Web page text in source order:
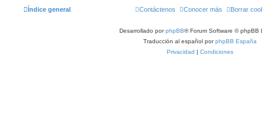
Índice general Borrar
Conocer más
Contáctenos
Desarrollado porphpBB® Forum Software © phpBB
Traducción al español porphpBB España
Privacidad | Condiciones